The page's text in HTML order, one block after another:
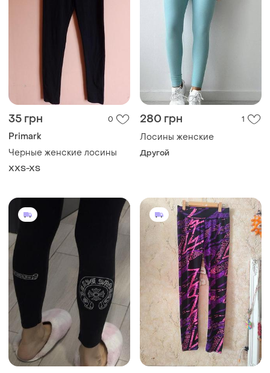
35 грн 0
Primark
Черные женские лосины
XXS-XS
280 грн 1
Лосины женские
Другой